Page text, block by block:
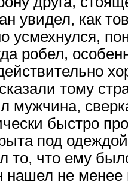
увидел, как
усмехнулся,
робел,
тому
мужчина,
быстро
под
то, что ему
нашел не менее